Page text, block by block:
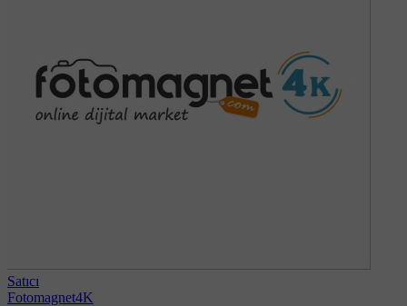
Satıcı
Fotomagnet4K